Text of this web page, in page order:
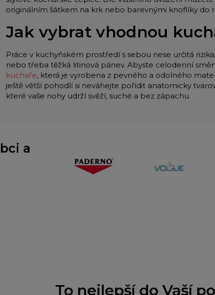
originálním šátkem na krk nebo barevnými knoflíky do
Jak vybrat vhodnou
Práce v kuchyňském prostředí s sebou nese určitá
nebo třeba těžká litinová pánev. Abyste celodenní
kuchaře, která je vyrobena z pevného a odolného
ještě větší pohodlí si neváhejte pořídit anatomicky
které vaše nohy udrží svěží, suché a bez zápachu.
a
To nejlepší do Vaší